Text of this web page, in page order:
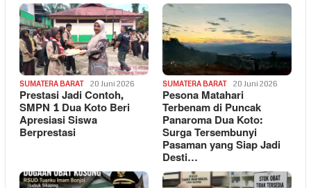
SUMATERA BARAT 20 Juni 2026
Prestasi Jadi Contoh,
SMPN 1 Dua Koto Beri
Apresiasi Siswa
Berprestasi
SUMATERA BARAT 20 Juni 2026
Pesona Matahari
Terbenam di Puncak
Panaroma Dua Koto:
Surga Tersembunyi
Pasaman yang Siap Jadi
Desti…